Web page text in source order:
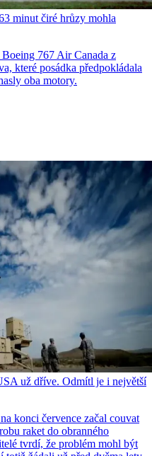
minut čiré hrůzy mohla
767 Air Canada z
které posádka předpokládala
oba motory.
už dříve. Odmítl je i největší
konci července začal couvat
raket do obranného
tvrdí, že problém mohl být